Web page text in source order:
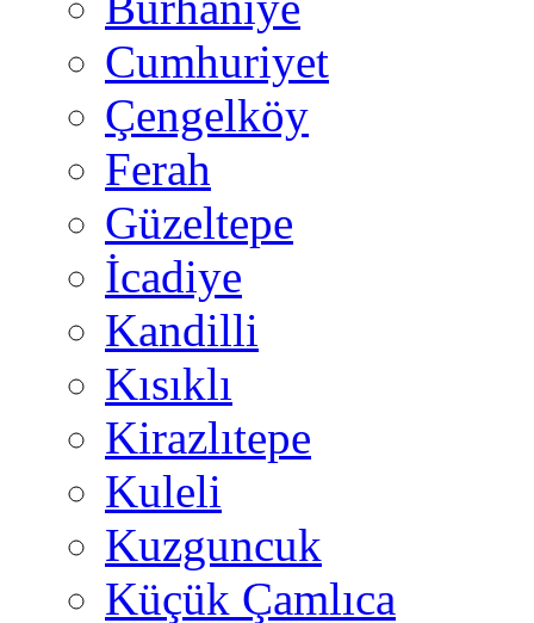
Cumhuriyet
Çengelköy
Ferah
Güzeltepe
İcadiye
Kandilli
Kısıklı
Kirazlıtepe
Kuleli
Kuzguncuk
Küçük Çamlıca